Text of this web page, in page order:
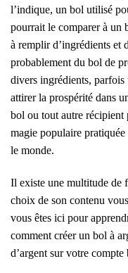
l’indique, un bol utilisé
pourrait le comparer à un
à remplir d’ingrédients et
probablement du bol de
divers ingrédients, parfois
attirer la prospérité dans
bol ou tout autre récipient
magie populaire pratiquée
le monde.
Il existe une multitude de
choix de son contenu
vous êtes ici pour
comment créer un bol à
d’argent sur votre